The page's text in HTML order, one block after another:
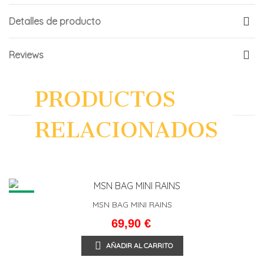
Detalles de producto
Reviews
PRODUCTOS
RELACIONADOS
NEW
MSN BAG MINI RAINS
69,90 €
AÑADIR AL CARRITO